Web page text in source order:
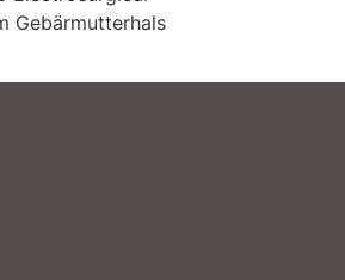
Gebärmutterhals